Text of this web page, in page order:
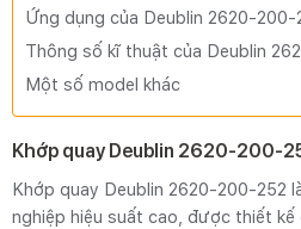
Ứng dụng của Deublin 2620-200-
Thông số kĩ thuật của Deublin
Một số model khác
Khớp quay Deublin
Khớp quay Deublin 2620‑200‑252
nghiệp hiệu suất cao, được thiết kế